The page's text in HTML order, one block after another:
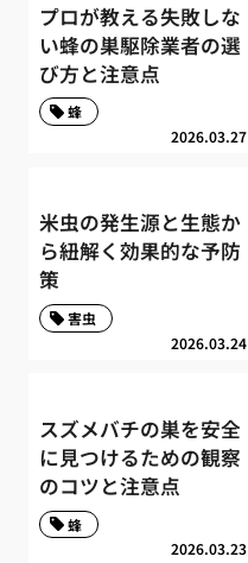
プロが教える失敗しな
い蜂の巣駆除業者の選
び方と注意点
2026.03.27
蜂
米虫の発生源と生態か
ら紐解く効果的な予防
策
2026.03.24
害虫
スズメバチの巣を安全
に見つけるための観察
のコツと注意点
2026.03.23
蜂